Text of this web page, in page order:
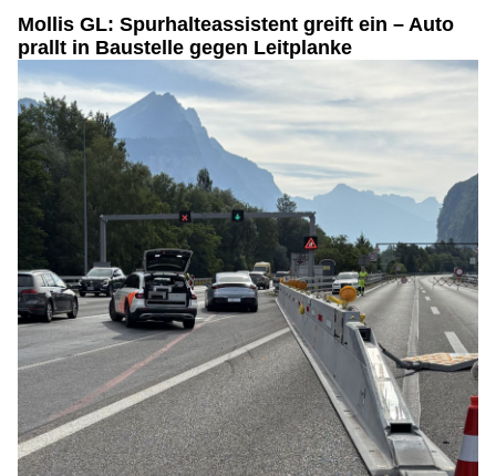
Mollis GL: Spurhalteassistent greift ein – Auto
prallt in Baustelle gegen Leitplanke